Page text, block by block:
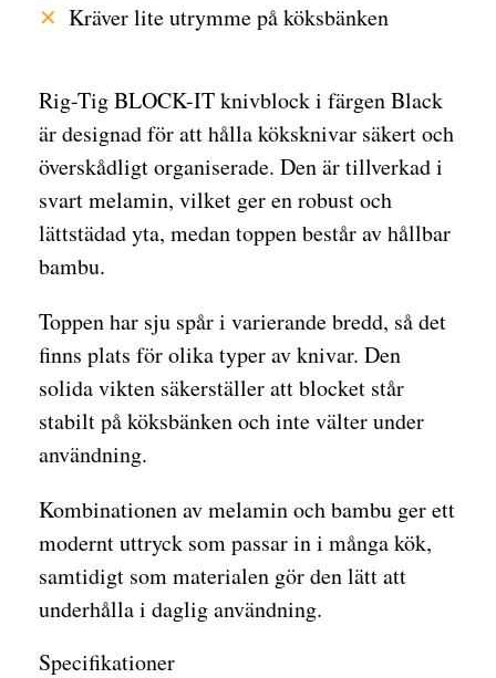
Rig-Tig BLOCK-IT knivblock i färgen Black
är designad för att hålla köksknivar säkert och
överskådligt organiserade. Den är tillverkad i
svart melamin, vilket ger en robust och
lättstädad yta, medan toppen består av hållbar
bambu.
Toppen har sju spår i varierande bredd, så det
finns plats för olika typer av knivar. Den
solida vikten säkerställer att blocket står
stabilt på köksbänken och inte välter under
användning.
Kombinationen av melamin och bambu ger ett
modernt uttryck som passar in i många kök,
samtidigt som materialen gör den lätt att
underhålla i daglig användning.
Kräver lite utrymme på köksbänken
Specifikationer